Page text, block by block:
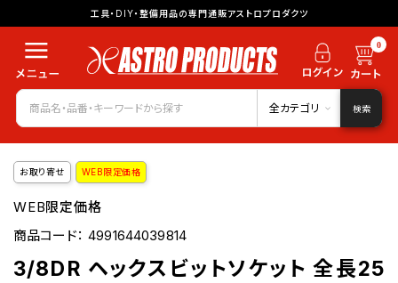
工具・DIY・整備用品の専門通販アストロプロダクツ
0
全カテゴリ 検索
お取り寄せ WEB限定価格
WEB限定価格
商品コード：4991644039814
3/8DR ヘックスビットソケット 全長25